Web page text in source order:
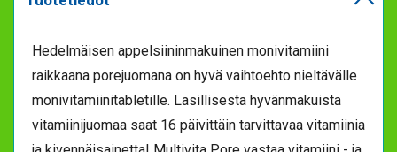
Hedelmäisen appelsiininmakuinen monivitamiini
raikkaana porejuomana on hyvä vaihtoehto nieltävälle
monivitamiinitabletille. Lasillisesta hyvänmakuista
vitamiinijuomaa saat 16 päivittäin tarvittavaa vitamiinia